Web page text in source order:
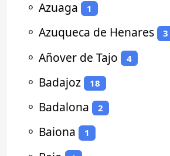
⚬ Azuaga 1
⚬ Azuqueca de Henares 3
⚬ Añover de Tajo 4
⚬ Badajoz 18
⚬ Badalona 2
⚬ Baiona 1